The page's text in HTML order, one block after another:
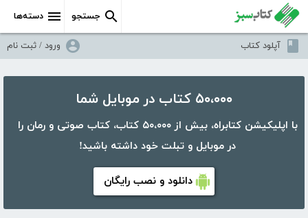
دسته‌ها جستجو
آپلود کتاب ورود / ثبت نام
۵۰،۰۰۰ کتاب در موبایل شما
با اپلیکیشن کتابراه، بیش از ۵۰،۰۰۰ کتاب، کتاب صوتی و رمان را
در موبایل و تبلت خود داشته باشید!
دانلود و نصب رایگان